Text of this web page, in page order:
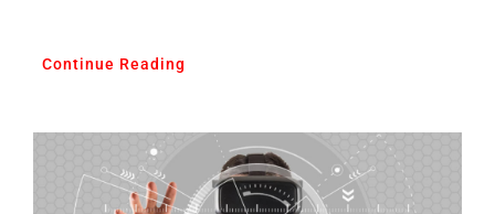
Continue Reading